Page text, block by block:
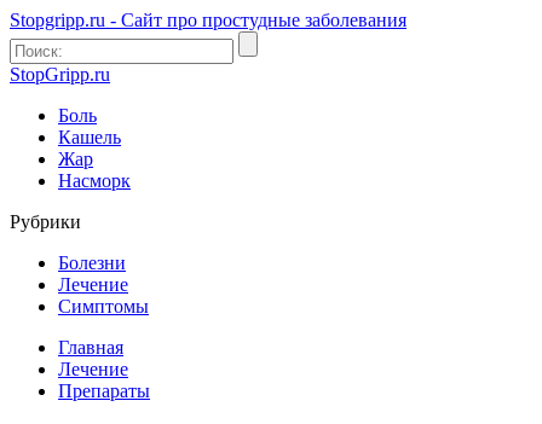
Stopgripp.ru - Cайт про простудные заболевания
StopGripp.ru
Боль
Кашель
Жар
Насморк
Рубрики
Болезни
Лечение
Симптомы
Главная
Лечение
Препараты